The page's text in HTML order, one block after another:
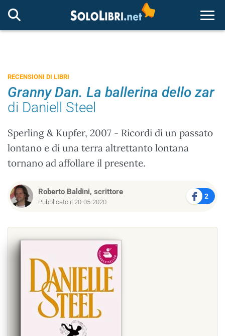
RECENSIONI DI LIBRI
Granny Dan. La ballerina dello zar
di Daniell Steel
Sperling & Kupfer, 2007 - Ricordi di un passato
lontano e di una terra altrettanto lontana
tornano ad affollare il presente.
Roberto Baldini, scrittore
Pubblicato il 20-05-2020
2